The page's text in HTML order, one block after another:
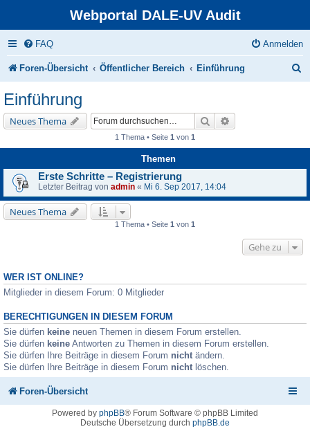
Webportal DALE-UV Audit
FAQ Anmelden
Foren-Übersicht Öffentlicher Bereich Einführung
e
Einführung
Neues Thema Suche
1 Thema • Seite 1 von 1
Themen
Erste Schritte – Registrierung
Letzter Beitrag von admin « Mi 6. Sep 2017, 14:04
Neues Thema
1 Thema • Seite 1 von 1
Gehe zu
WER IST ONLINE?
Mitglieder in diesem Forum: 0 Mitglieder
BERECHTIGUNGEN IN DIESEM FORUM
Sie dürfen keine neuen Themen in diesem Forum erstellen.
Sie dürfen keine Antworten zu Themen in diesem Forum erstellen.
Sie dürfen Ihre Beiträge in diesem Forum nicht ändern.
Sie dürfen Ihre Beiträge in diesem Forum nicht löschen.
Foren-Übersicht
Powered by phpBB® Forum Software © phpBB Limited
Deutsche Übersetzung durch phpBB.de